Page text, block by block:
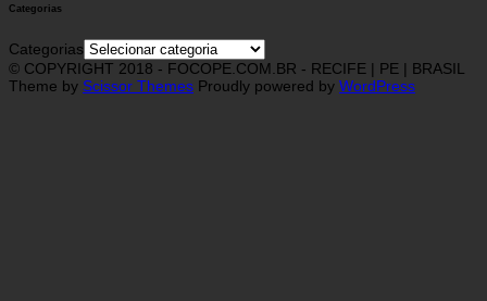
Categorias
Categorias
© COPYRIGHT 2018 - FOCOPE.COM.BR - RECIFE | PE | BRASIL
Theme by Scissor Themes Proudly powered by WordPress